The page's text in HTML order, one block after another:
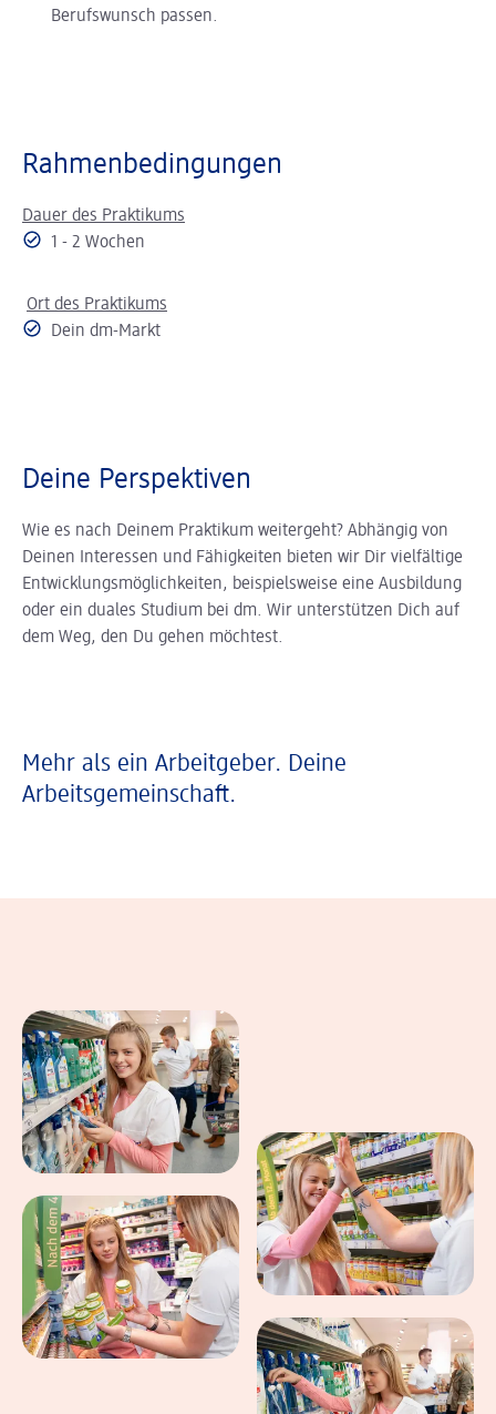
Berufswunsch passen.
Rahmenbedingungen
Dauer des Praktikums
1 - 2 Wochen
Ort des Praktikums
Dein dm-Markt
Deine Perspektiven
Wie es nach Deinem Praktikum weitergeht? Abhängig von
Deinen Interessen und Fähigkeiten bieten wir Dir vielfältige
Entwicklungsmöglichkeiten, beispielsweise eine Ausbildung
oder ein duales Studium bei dm. Wir unterstützen Dich auf
dem Weg, den Du gehen möchtest.
Mehr als ein Arbeitgeber. Deine
Arbeitsgemeinschaft.
Eindrücke aus dem Arbeitsalltag